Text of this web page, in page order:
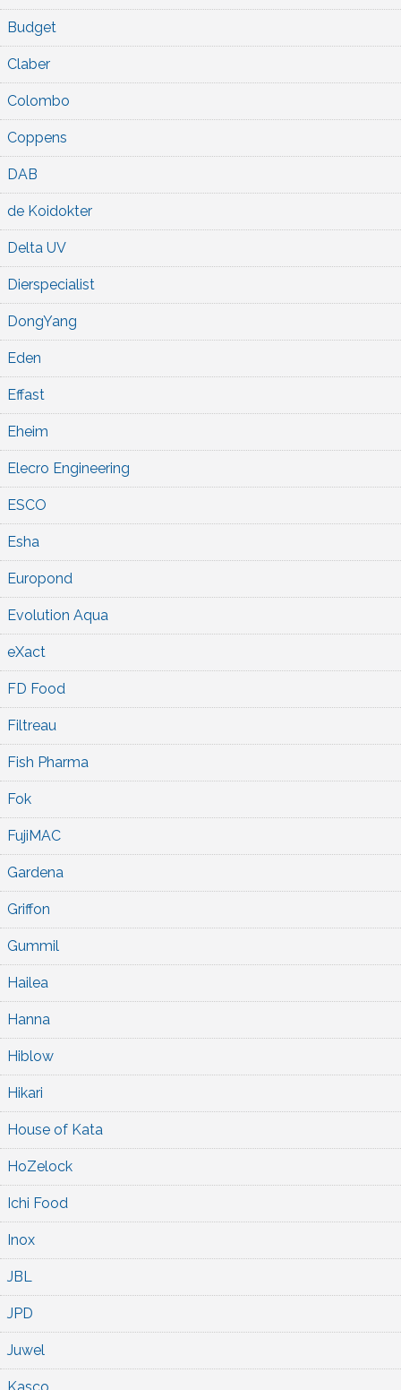
Budget
Claber
Colombo
Coppens
DAB
de Koidokter
Delta UV
Dierspecialist
DongYang
Eden
Effast
Eheim
Elecro Engineering
ESCO
Esha
Europond
Evolution Aqua
eXact
FD Food
Filtreau
Fish Pharma
Fok
FujiMAC
Gardena
Griffon
Gummil
Hailea
Hanna
Hiblow
Hikari
House of Kata
HoZelock
Ichi Food
Inox
JBL
JPD
Juwel